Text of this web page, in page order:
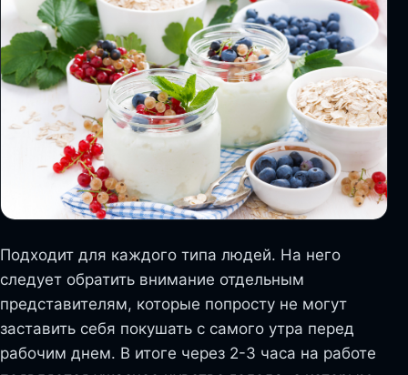
Подходит для каждого типа людей. На него
следует обратить внимание отдельным
представителям, которые попросту не могут
заставить себя покушать с самого утра перед
рабочим днем. В итоге через 2-3 часа на работе